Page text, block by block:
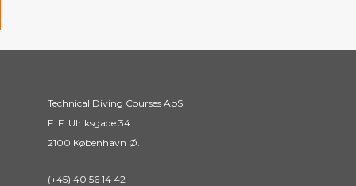
Technical Diving Courses ApS
F. F. Ulriksgade 34
2100 København Ø.
(+45) 40 56 14 42